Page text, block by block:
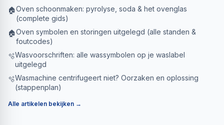
🏠Oven schoonmaken: pyrolyse, soda & het ovenglas
(complete gids)
🏠Oven symbolen en storingen uitgelegd (alle standen &
foutcodes)
🫧Wasvoorschriften: alle wassymbolen op je waslabel
uitgelegd
🫧Wasmachine centrifugeert niet? Oorzaken en oplossing
(stappenplan)
Alle artikelen bekijken →